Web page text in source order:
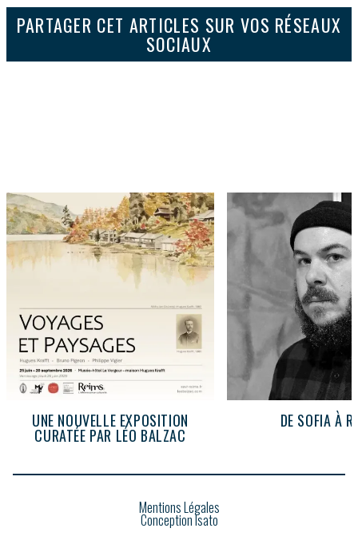
PARTAGER CET ARTICLES SUR VOS RÉSEAUX
SOCIAUX
UNE NOUVELLE EXPOSITION
CURATÉE PAR LÉO BALZAC
DE SOFIA À
Mentions Légales
Conception Isato